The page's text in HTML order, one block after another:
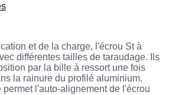
et de la charge, l'écrou St à
différentes tailles de taraudage. Ils
par la bille à ressort une fois
la rainure du profilé aluminium.
l'auto-alignement de l'écrou